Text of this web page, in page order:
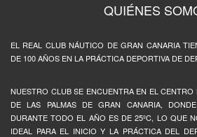
QUIÉNES
EL REAL CLUB NÁUTICO DE GRAN CANARIA
DE 100 AÑOS EN LA PRÁCTICA DEPORTIVA DE
NUESTRO CLUB SE ENCUENTRA EN EL
DE LAS PALMAS DE GRAN CANARIA,
DURANTE TODO EL AÑO ES DE 25ºC, LO QUE
IDEAL PARA EL INICIO Y LA PRÁCTICA DEL